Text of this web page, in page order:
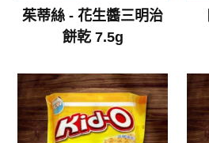
茱蒂絲 - 花生醬三明治
餅乾 7.5g